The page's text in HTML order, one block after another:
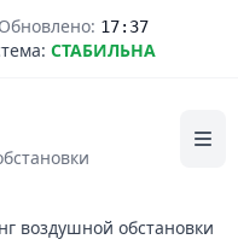
Обновлено: 17:37
СТАБИЛЬНА
воздушной обстановки